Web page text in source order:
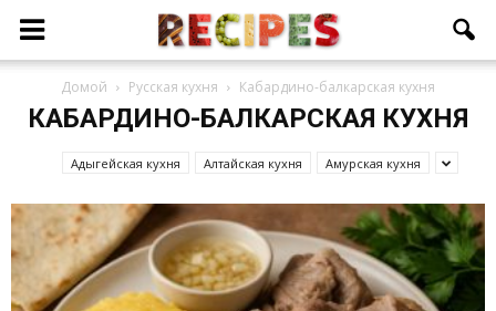
Домой Русская кухня Кабардино-балкарская кухня
КАБАРДИНО-БАЛКАРСКАЯ КУХНЯ
Адыгейская кухня Алтайская кухня Амурская кухня